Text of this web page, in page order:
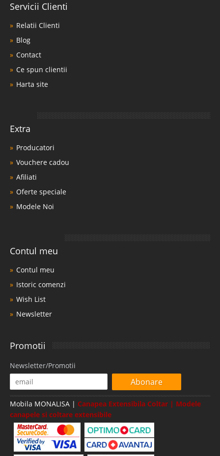
Servicii Clienti
Relatii Clienti
Blog
Contact
Ce spun clientii
Harta site
Extra
Producatori
Vouchere cadou
Afiliati
Oferte speciale
Modele Noi
Contul meu
Contul meu
Istoric comenzi
Wish List
Newsletter
Promotii
Newsletter/Promotii
Abonare
Mobila MONALISA | Canapea Extensibila Coltar | Modele
canapele si coltare extensibile